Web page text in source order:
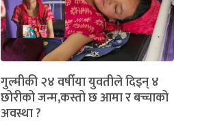
गुल्मीकी २४ वर्षीया युवतीले दिइन् ४
छोरीको जन्म,कस्तो छ आमा र बच्चाको
अवस्था ?